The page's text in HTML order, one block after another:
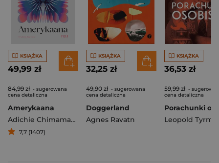
KSIĄŻKA
49,99 zł
84,99 zł - sugerowana
cena detaliczna
Amerykaana
Adichie Chimamanda Ngozi
7,7 (1407)
KSIĄŻKA
32,25 zł
49,90 zł - sugerowana
cena detaliczna
Doggerland
Agnes Ravatn
KSIĄŻKA
36,53 zł
59,99 zł -
cena detaliczna
Leopold